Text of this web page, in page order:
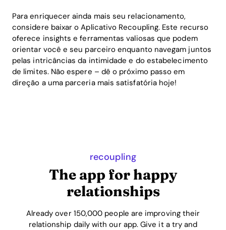
Para enriquecer ainda mais seu relacionamento,
considere baixar o Aplicativo Recoupling. Este recurso
oferece insights e ferramentas valiosas que podem
orientar você e seu parceiro enquanto navegam juntos
pelas intricâncias da intimidade e do estabelecimento
de limites. Não espere – dê o próximo passo em
direção a uma parceria mais satisfatória hoje!
recoupling
The app for happy
relationships
Already over 150,000 people are improving their
relationship daily with our app. Give it a try and